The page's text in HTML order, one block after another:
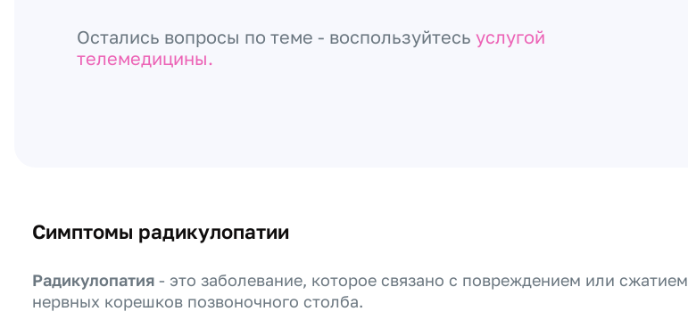
Остались вопросы по теме - воспользуйтесь услугой
телемедицины.
Симптомы радикулопатии
Радикулопатия - это заболевание, которое связано с повреждением или сжатием
нервных корешков позвоночного столба.